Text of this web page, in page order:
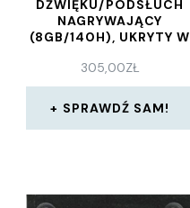
DŹWIĘKU/PODSŁUCH
NAGRYWAJĄCY
(8GB/140H), UKRYTY W
NADGARSTEK.
305,00ZŁ
SPRAWDŹ SAM!